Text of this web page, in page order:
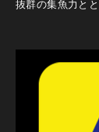
抜群の集魚力と